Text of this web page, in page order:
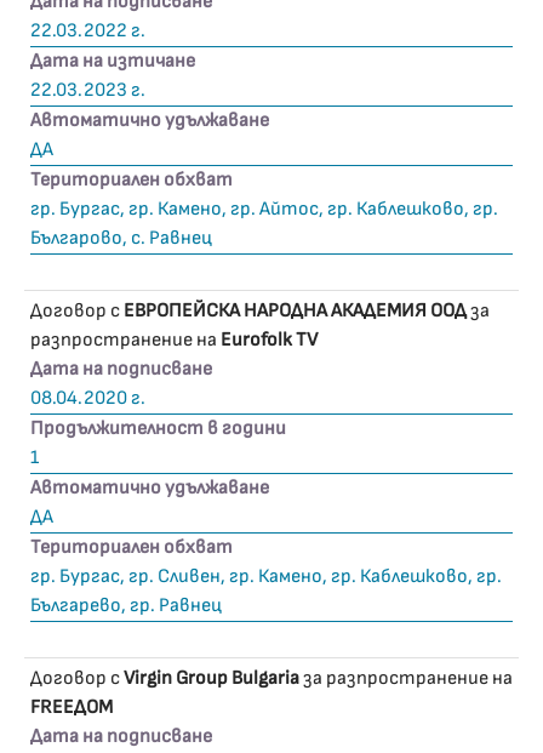
22.03.2022 г.
Дата на изтичане
22.03.2023 г.
Автоматично удължаване
ДА
Териториален обхват
гр. Бургас, гр. Камено, гр. Айтос, гр. Каблешково, гр.
Българово, с. Равнец
Договор с ЕВРОПЕЙСКА НАРОДНА АКАДЕМИЯ ООДза
разпространение на Eurofolk TV
Дата на подписване
08.04.2020 г.
Продължителност в години
1
Автоматично удължаване
ДА
Териториален обхват
гр. Бургас, гр. Сливен, гр. Камено, гр. Каблешково, гр.
Българево, гр. Равнец
Договор сVirgin Group Bulgariaза разпространение на
FREEДOM
Дата на подписване